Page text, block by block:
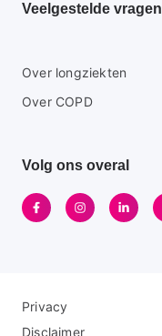
Veelgestelde vragen
Secundaire
footer
Over longziekten
Over COPD
Volg ons overal
Disclaimer
menu
Privacy
Disclaimer
Logo
menu